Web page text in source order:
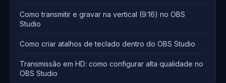
Como transmitir e gravar na vertical (9:16) no OBS
Studio
Como criar atalhos de teclado dentro do OBS Studio
Transmissão em HD: como configurar alta qualidade no
OBS Studio